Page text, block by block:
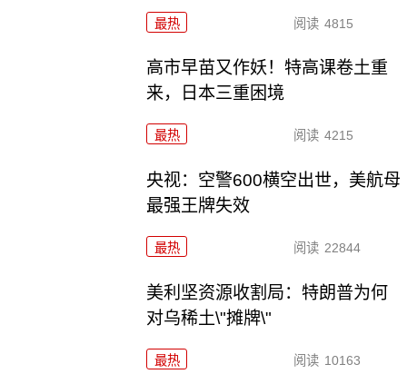
最热 阅读 4815
高市早苗又作妖！特高课卷土重
来，日本三重困境
最热 阅读 4215
央视：空警600横空出世，美航母
最强王牌失效
最热 阅读 22844
美利坚资源收割局：特朗普为何
对乌稀土\"摊牌\"
最热 阅读 10163